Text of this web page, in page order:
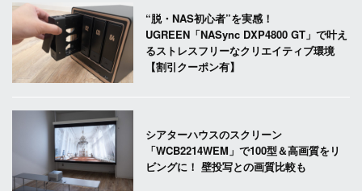
“脱・NAS初心者”を実感！
UGREEN「NASync DXP4800 GT」で叶え
るストレスフリーなクリエイティブ環境
【割引クーポン有】
シアターハウスのスクリーン
「WCB2214WEM」で100型＆高画質をリ
ビングに！ 壁投写との画質比較も